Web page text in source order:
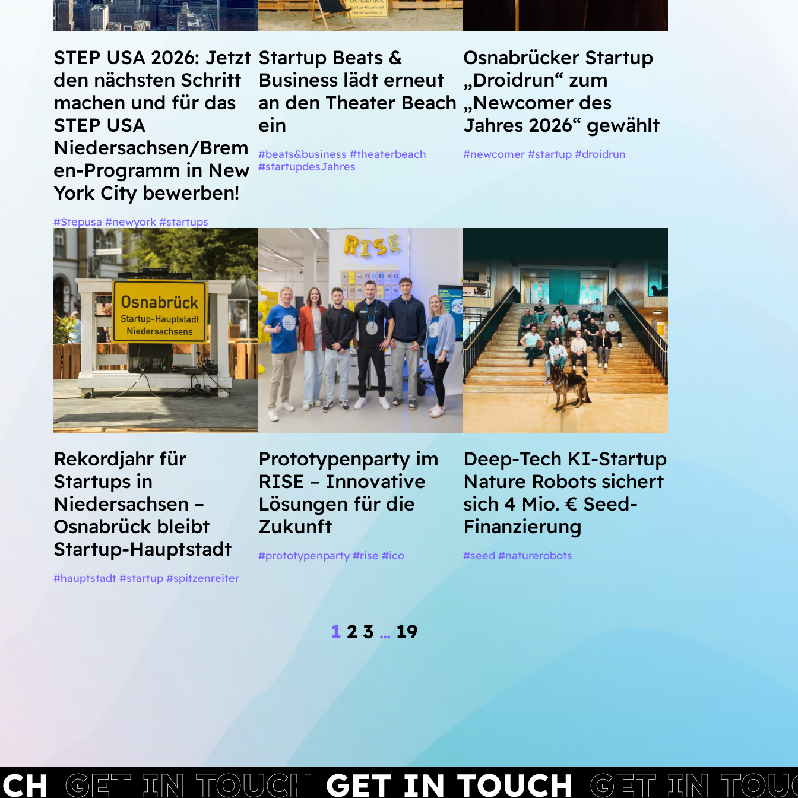
STEP USA 2026: Jetzt
den nächsten Schritt
machen und für das
STEP USA
Niedersachsen/Brem
en-Programm in New
York City bewerben!
#Stepusa #newyork #startups
Startup Beats &
Business lädt erneut
an den Theater Beach
ein
#beats&business #theaterbeach
#startupdesJahres
Osnabrücker Startup
„Droidrun“ zum
„Newcomer des
Jahres 2026“ gewählt
#newcomer #startup #droidrun
Rekordjahr für
Startups in
Niedersachsen –
Osnabrück bleibt
Startup-Hauptstadt
#hauptstadt #startup #spitzenreiter
Prototypenparty im
RISE – Innovative
Lösungen für die
Zukunft
#prototypenparty #rise #ico
Deep-Tech KI-Startup
Nature Robots sichert
sich 4 Mio. € Seed-
Finanzierung
#seed #naturerobots
1 2 3 … 19